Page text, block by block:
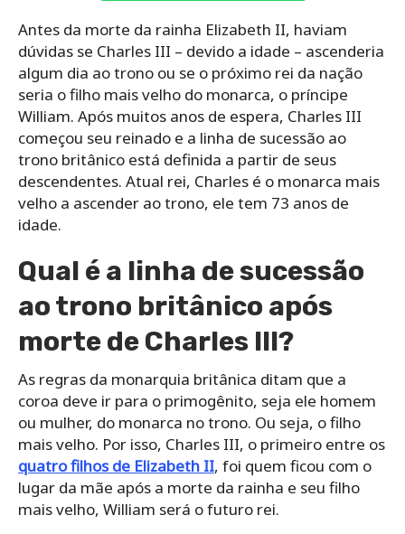
Antes da morte da rainha Elizabeth II, haviam
dúvidas se Charles III – devido a idade – ascenderia
algum dia ao trono ou se o próximo rei da nação
seria o filho mais velho do monarca, o príncipe
William. Após muitos anos de espera, Charles III
começou seu reinado e a linha de sucessão ao
trono britânico está definida a partir de seus
descendentes. Atual rei, Charles é o monarca mais
velho a ascender ao trono, ele tem 73 anos de
idade.
Qual é a linha de sucessão
ao trono britânico após
morte de Charles III?
As regras da monarquia britânica ditam que a
coroa deve ir para o primogênito, seja ele homem
ou mulher, do monarca no trono. Ou seja, o filho
mais velho. Por isso, Charles III, o primeiro entre os
quatro filhos de Elizabeth II, foi quem ficou com o
lugar da mãe após a morte da rainha e seu filho
mais velho, William será o futuro rei.